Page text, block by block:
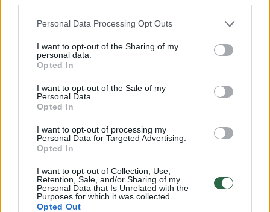
Personal Data Processing Opt Outs
I want to opt-out of the Sharing of my
personal data.
Opted In
I want to opt-out of the Sale of my
Personal Data.
Opted In
I want to opt-out of processing my
Personal Data for Targeted Advertising.
Opted In
I want to opt-out of Collection, Use,
Retention, Sale, and/or Sharing of my
Personal Data that Is Unrelated with the
Purposes for which it was collected.
Opted Out
Prisijungti komentatoriams